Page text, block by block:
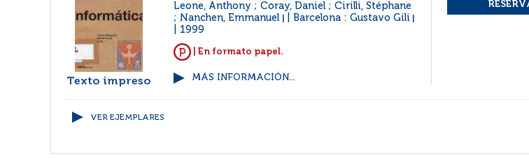
Texto impreso
Leone, Anthony ; Coray, Daniel ; Cirilli, Stéphane
; Nanchen, Emmanuel
Barcelona : Gustavo Gili
1999
| En formato papel.
MÁS INFORMACIÓN...
VER EJEMPLARES